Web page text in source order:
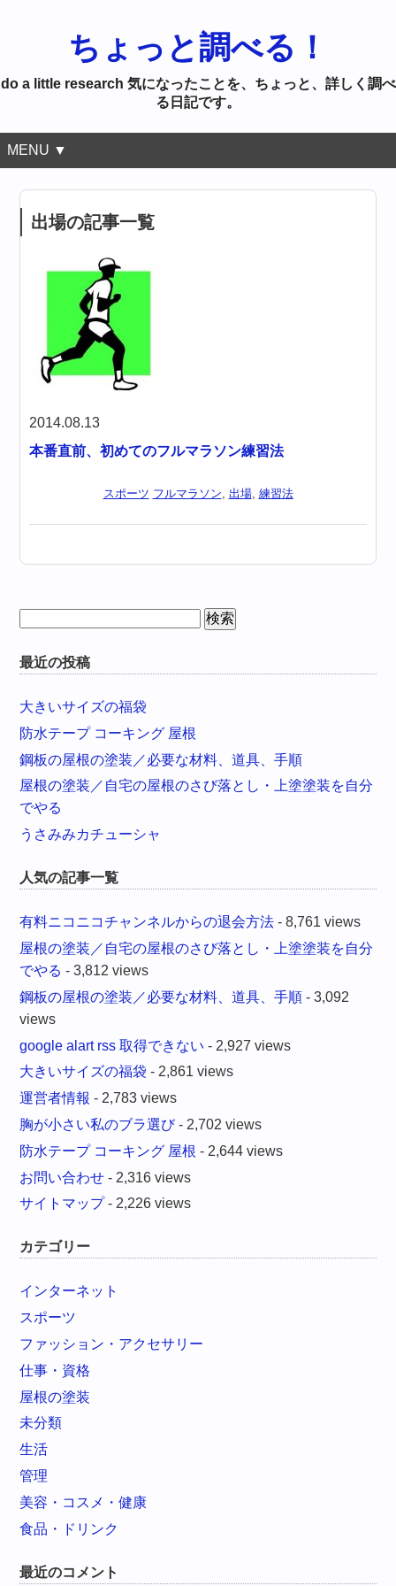
ちょっと調べる！
do a little research 気になったことを、ちょっと、詳しく調べ
る日記です。
MENU ▼
出場の記事一覧
2014.08.13
本番直前、初めてのフルマラソン練習法
スポーツ フルマラソン, 出場, 練習法
最近の投稿
大きいサイズの福袋
防水テープ コーキング 屋根
鋼板の屋根の塗装／必要な材料、道具、手順
屋根の塗装／自宅の屋根のさび落とし・上塗塗装を自分
でやる
うさみみカチューシャ
人気の記事一覧
有料ニコニコチャンネルからの退会方法 - 8,761 views
屋根の塗装／自宅の屋根のさび落とし・上塗塗装を自分
でやる - 3,812 views
鋼板の屋根の塗装／必要な材料、道具、手順 - 3,092
views
google alart rss 取得できない - 2,927 views
大きいサイズの福袋 - 2,861 views
運営者情報 - 2,783 views
胸が小さい私のブラ選び- 2,702 views
防水テープ コーキング 屋根 - 2,644 views
お問い合わせ - 2,316 views
サイトマップ- 2,226 views
カテゴリー
インターネット
スポーツ
ファッション・アクセサリー
仕事・資格
屋根の塗装
未分類
生活
管理
美容・コスメ・健康
食品・ドリンク
最近のコメント